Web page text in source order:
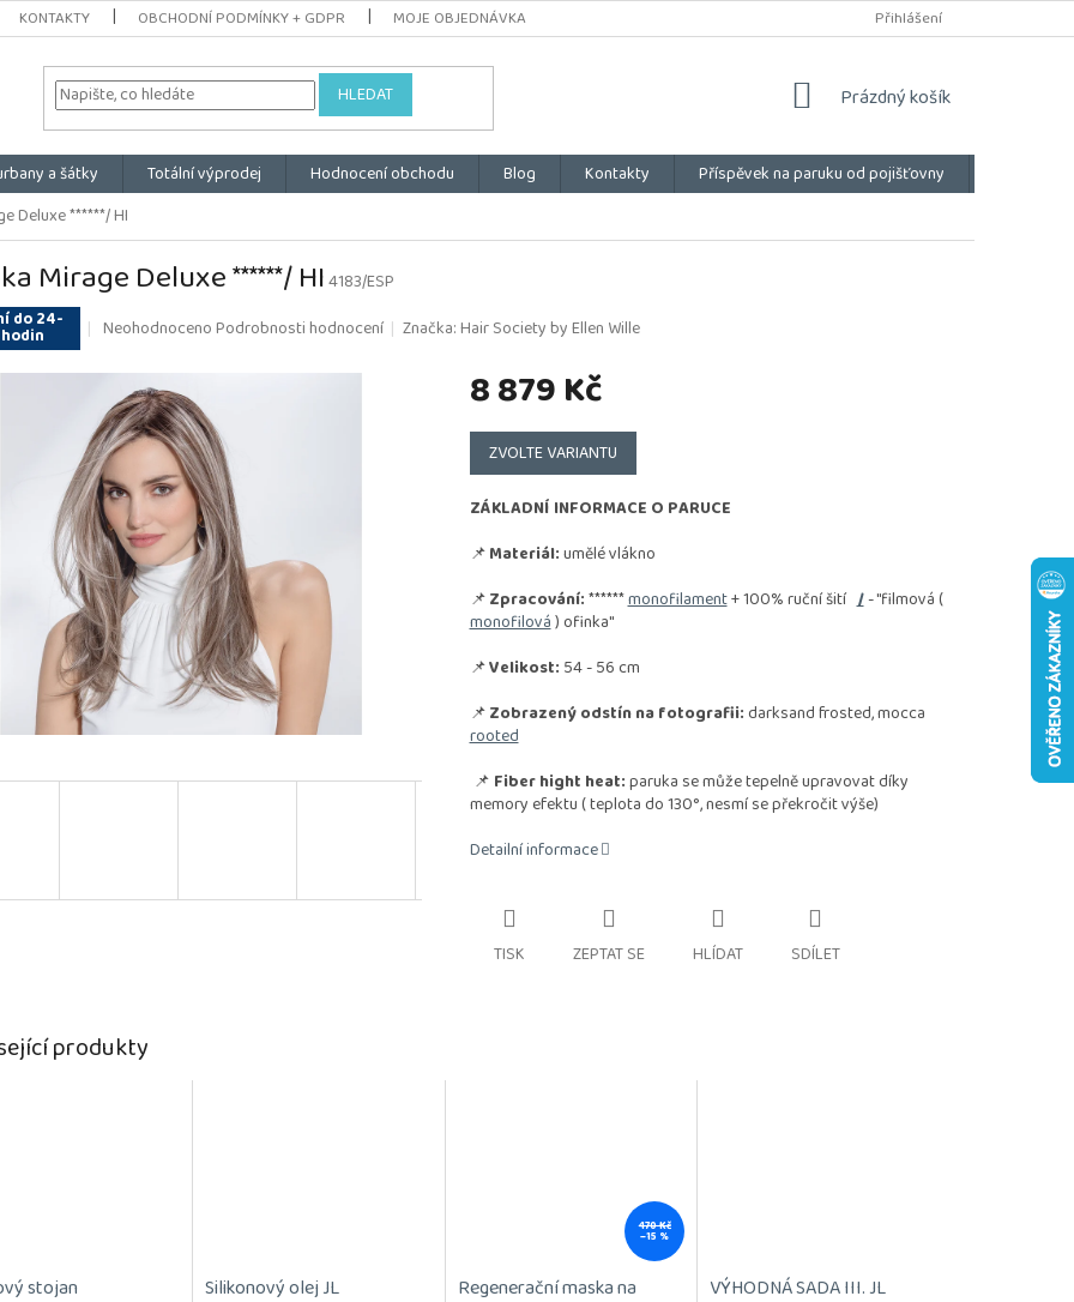
KONTAKTY OBCHODNÍ PODMÍNKY + GDPR MOJE OBJEDNÁVKA Přihlášení
HLEDAT
NÁKUPNÍ
Prázdný košík
a šátky Totální výprodej Hodnocení obchodu Blog Kontakty Příspěvek na paruku od pojišťovny
Deluxe ******/ HI
Mirage Deluxe ******/ HI4183/ESP
do 24-
Průměrné
produktu
0,0
z
5
hvězdiček.
NeohodnocenoPodrobnosti hodnocení Značka:Hair Society by Ellen Wille
8 879 Kč
Měrná
cena:
ZVOLTE VARIANTU
ZÁKLADNÍ INFORMACE O PARUCE
📌Materiál:umělé vlákno
📌Zpracování:******monofilament+ 100% ruční šití/- "filmová (
monofilová) ofinka"
📌Velikost: 54 - 56 cm
📌Zobrazený odstín na fotografii: darksand frosted, mocca
rooted
📌 Fiber hight heat:paruka se může tepelně upravovat díky
memory efektu ( teplota do 130°, nesmí se překročit výše)
Detailní informace
TISK ZEPTAT SE HLÍDAT SDÍLET
produkty
stojan Silikonový olej JL
470 Kč
–15 %
Regenerační maska na
VÝHODNÁ SADA III. JL